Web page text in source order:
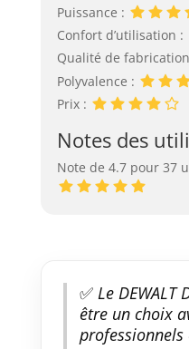
Puissance :
Confort d’utilisation :
Qualité de
Polyvalence :
Prix :
Notes des
Note de 4.7 pour 37
✅Le DEWALT
être un choix
professionnels